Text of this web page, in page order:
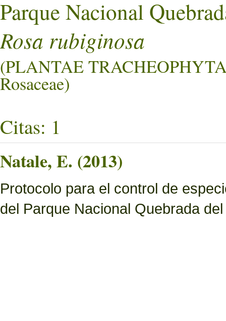
Parque Nacional
Rosa rubiginosa
(PLANTAE
Rosaceae)
Citas: 1
Natale, E. (2013)
Protocolo para el control de
del Parque Nacional Quebrada